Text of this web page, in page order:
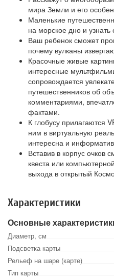
мира Земли и его
Маленькие
на морское дно и узнать
Ваш ребенок сможет
почему вулканы
Красочные живые
интересные
сопровождается
путешественников об
комментариями,
фактами.
К глобусу прилагаются
ним в виртуальную
интересна и
Вставив в корпус очков
квеста или
выхода в открытый
Характеристики
Основные
Диаметр, см
Подсветка карты
Рельеф на шаре (карте)
Тип карты